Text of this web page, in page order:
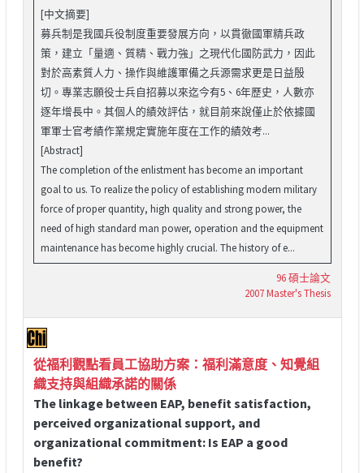
[中文摘要]
募兵制是我國兵役制度重要發展方向，以貫徹國軍精兵政
策，建立「量適、質精、戰力強」之現代化國防武力，因此
對於高素質人力、操作與維護軍備之兵源需求更是日益殷
切。專業志願役士兵自招募以來迄今有5、6年歷史，人數亦
逐年增長中。其個人的績效評估，就目前來說僅止於依據國
軍軍士官考績作業規定實施年度在工作的績效考...
[Abstract]
The completion of the enlistment has become an important
goal to us. To realize the policy of establishing modern military
force of proper quantity, high quality and strong power, the
need of high standard man power, operation and the equipment
maintenance has become highly crucial. The history of e...
96 碩士論文
2007 Master's Thesis
從福利觀點看員工協助方案：福利滿意度、知覺組
織支持與組織承諾的關係
The linkage between EAP, benefit satisfaction,
perceived organizational support, and
organizational commitment: Is EAP a good
benefit?